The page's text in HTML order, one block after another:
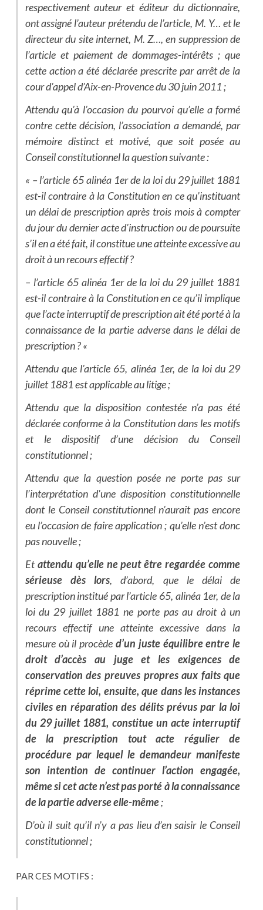
respectivement auteur et éditeur du dictionnaire,
ont assigné l’auteur prétendu de l’article, M. Y… et le
directeur du site internet, M. Z…, en suppression de
l’article et paiement de dommages-intérêts ; que
cette action a été déclarée prescrite par arrêt de la
cour d’appel d’Aix-en-Provence du 30 juin 2011 ;
Attendu qu’à l’occasion du pourvoi qu’elle a formé
contre cette décision, l’association a demandé, par
mémoire distinct et motivé, que soit posée au
Conseil constitutionnel la question suivante :
« – l’article 65 alinéa 1er de la loi du 29 juillet 1881
est-il contraire à la Constitution en ce qu’instituant
un délai de prescription après trois mois à compter
du jour du dernier acte d’instruction ou de poursuite
s’il en a été fait, il constitue une atteinte excessive au
droit à un recours effectif ?
– l’article 65 alinéa 1er de la loi du 29 juillet 1881
est-il contraire à la Constitution en ce qu’il implique
que l’acte interruptif de prescription ait été porté à la
connaissance de la partie adverse dans le délai de
prescription ? «
Attendu que l’article 65, alinéa 1er, de la loi du 29
juillet 1881 est applicable au litige ;
Attendu que la disposition contestée n’a pas été
déclarée conforme à la Constitution dans les motifs
et le dispositif d’une décision du Conseil
constitutionnel ;
Attendu que la question posée ne porte pas sur
l’interprétation d’une disposition constitutionnelle
dont le Conseil constitutionnel n’aurait pas encore
eu l’occasion de faire application ; qu’elle n’est donc
pas nouvelle ;
Etattendu qu’elle ne peut être regardée comme
sérieuse dès lors, d’abord, que le délai de
prescription institué par l’article 65, alinéa 1er, de la
loi du 29 juillet 1881 ne porte pas au droit à un
recours effectif une atteinte excessive dans la
mesure où il procède d’un juste équilibre entre le
droit d’accès au juge et les exigences de
conservation des preuves propres aux faits que
réprime cette loi, ensuite, que dans les instances
civiles en réparation des délits prévus par la loi
du 29 juillet 1881, constitue un acte interruptif
de la prescription tout acte régulier de
procédure par lequel le demandeur manifeste
son intention de continuer l’action engagée,
même si cet acte n’est pas porté à la connaissance
de la partie adverse elle-même;
D’où il suit qu’il n’y a pas lieu d’en saisir le Conseil
constitutionnel ;
PAR CES MOTIFS :